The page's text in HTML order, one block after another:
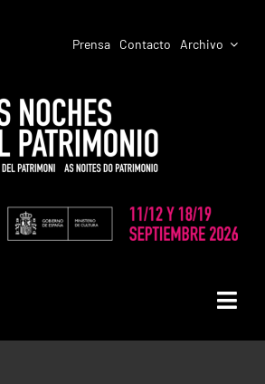
Prensa Contacto Archivo
PATRIMONIO
CIUDADES